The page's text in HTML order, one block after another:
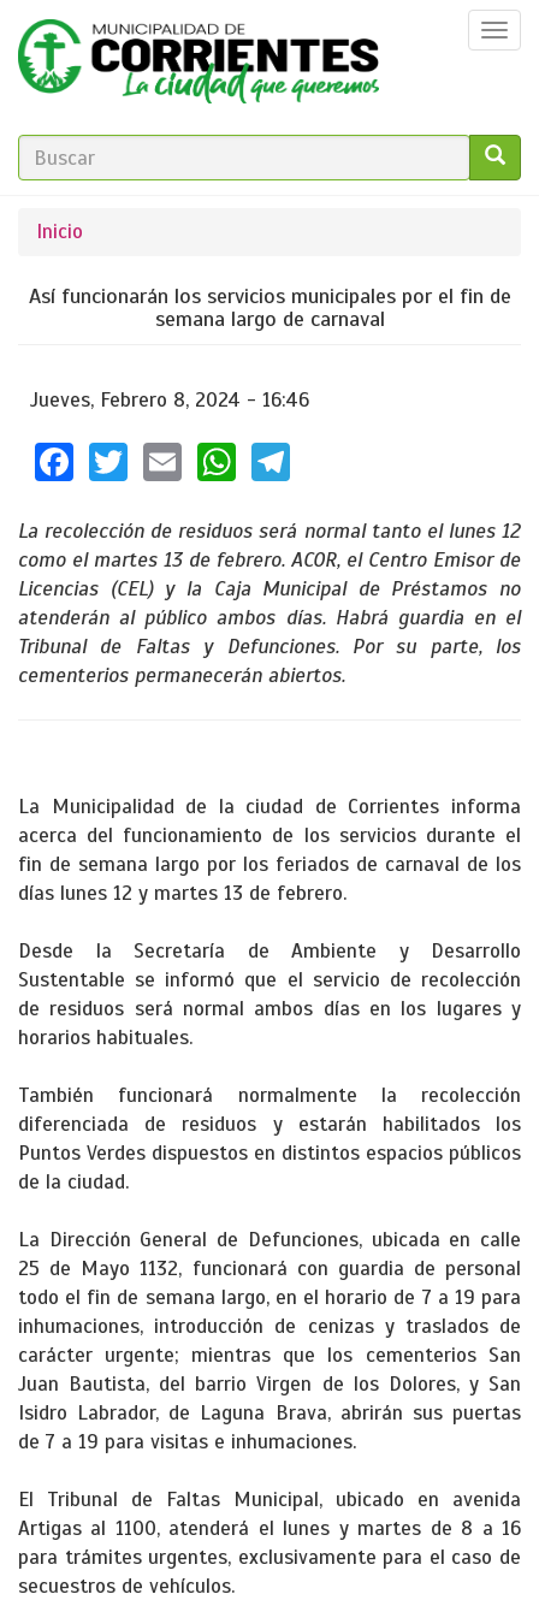
Pasar
contenido
principal
FORMULARIO
BÚSQUEDA
Se
encuentra
Inicio
Así funcionarán los servicios municipales por el fin de
semana largo de carnaval
Jueves, Febrero 8, 2024 - 16:46
Facebook
TwitterEmailWhatsApp
La recolección de residuos será normal tanto el lunes 12
como el martes 13 de febrero. ACOR, el Centro Emisor de
Licencias (CEL) y la Caja Municipal de Préstamos no
atenderán al público ambos días. Habrá guardia en el
Tribunal de Faltas y Defunciones. Por su parte, los
cementerios permanecerán abiertos.
La Municipalidad de la ciudad de Corrientes informa
acerca del funcionamiento de los servicios durante el
fin de semana largo por los feriados de carnaval de los
días lunes 12 y martes 13 de febrero.
Desde la Secretaría de Ambiente y Desarrollo
Sustentable se informó que el servicio de recolección
de residuos será normal ambos días en los lugares y
horarios habituales.
También funcionará normalmente la recolección
diferenciada de residuos y estarán habilitados los
Puntos Verdes dispuestos en distintos espacios públicos
de la ciudad.
La Dirección General de Defunciones, ubicada en calle
25 de Mayo 1132, funcionará con guardia de personal
todo el fin de semana largo, en el horario de 7 a 19 para
inhumaciones, introducción de cenizas y traslados de
carácter urgente; mientras que los cementerios San
Juan Bautista, del barrio Virgen de los Dolores, y San
Isidro Labrador, de Laguna Brava, abrirán sus puertas
de 7 a 19 para visitas e inhumaciones.
El Tribunal de Faltas Municipal, ubicado en avenida
Artigas al 1100, atenderá el lunes y martes de 8 a 16
para trámites urgentes, exclusivamente para el caso de
secuestros de vehículos.